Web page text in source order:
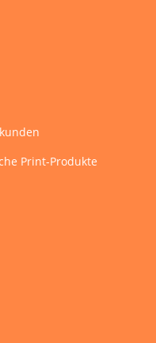
Print-Produkte